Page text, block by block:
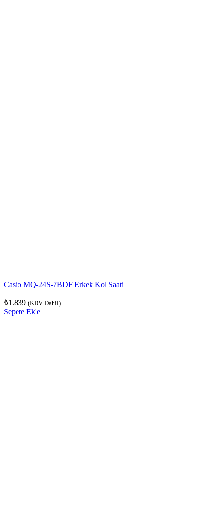
Casio MQ-24S-7BDF Erkek Kol Saati
₺1.839 (KDV Dahil)
Sepete Ekle